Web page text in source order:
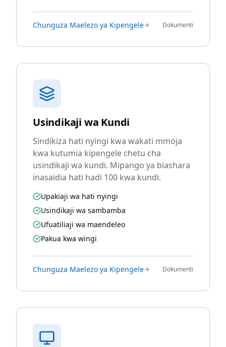
Chunguza Maelezo ya Kipengele Dokumenti
Usindikaji wa Kundi
Sindikiza hati nyingi kwa wakati mmoja
kwa kutumia kipengele chetu cha
usindikaji wa kundi. Mipango ya biashara
inasaidia hati hadi 100 kwa kundi.
Upakiaji wa hati nyingi
Usindikaji wa sambamba
Ufuatiliaji wa maendeleo
Pakua kwa wingi
Chunguza Maelezo ya Kipengele Dokumenti